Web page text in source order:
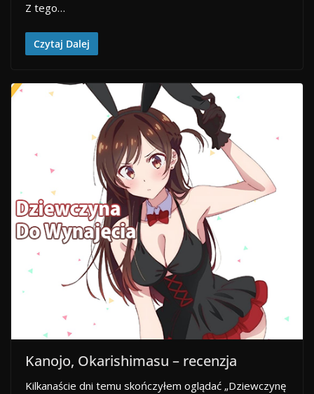
Z tego…
Czytaj Dalej
Kanojo, Okarishimasu – recenzja
Kilkanaście dni temu skończyłem oglądać „Dziewczynę